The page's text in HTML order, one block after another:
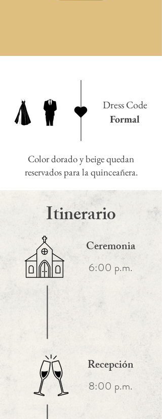
Dress Code
Formal
Color dorado y beige quedan
reservados para la quinceañera.
Itinerario
Ceremonia
6:00 p.m.
Recepción
8:00 p.m.